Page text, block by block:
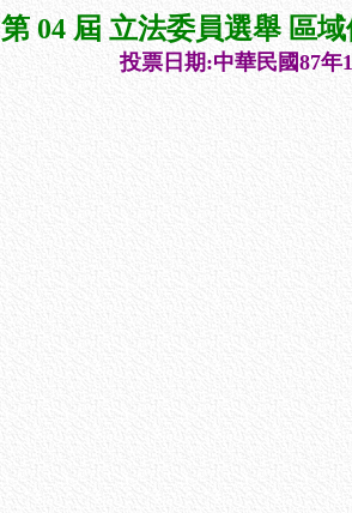
第 04 屆 立法委員選舉 區
投票日期:中華民國87年